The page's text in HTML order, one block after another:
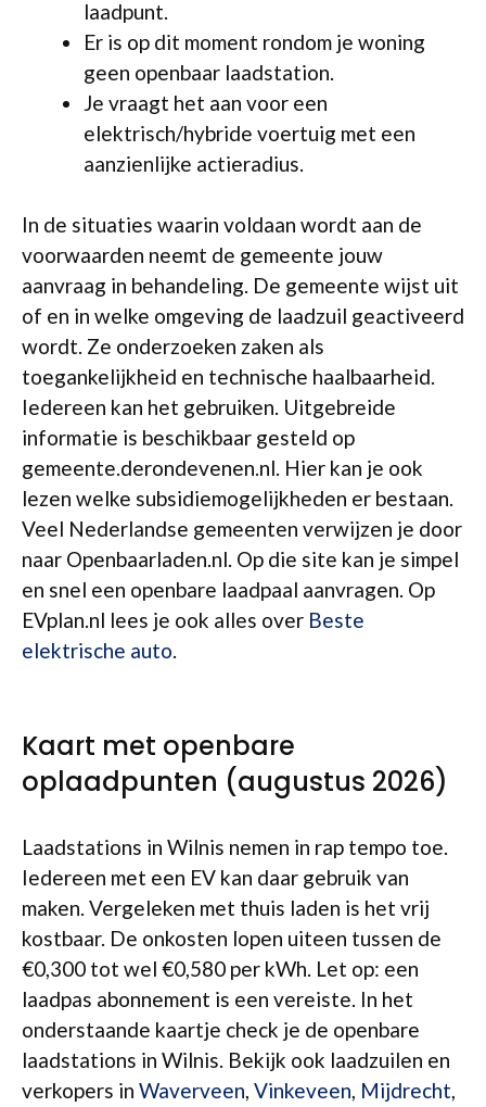
laadpunt.
Er is op dit moment rondom je woning
geen openbaar laadstation.
Je vraagt het aan voor een
elektrisch/hybride voertuig met een
aanzienlijke actieradius.
In de situaties waarin voldaan wordt aan de
voorwaarden neemt de gemeente jouw
aanvraag in behandeling. De gemeente wijst uit
of en in welke omgeving de laadzuil geactiveerd
wordt. Ze onderzoeken zaken als
toegankelijkheid en technische haalbaarheid.
Iedereen kan het gebruiken. Uitgebreide
informatie is beschikbaar gesteld op
gemeente.derondevenen.nl. Hier kan je ook
lezen welke subsidiemogelijkheden er bestaan.
Veel Nederlandse gemeenten verwijzen je door
naar Openbaarladen.nl. Op die site kan je simpel
en snel een openbare laadpaal aanvragen. Op
EVplan.nl lees je ook alles over Beste
elektrische auto.
Kaart met openbare
oplaadpunten (augustus 2026)
Laadstations in Wilnis nemen in rap tempo toe.
Iedereen met een EV kan daar gebruik van
maken. Vergeleken met thuis laden is het vrij
kostbaar. De onkosten lopen uiteen tussen de
€0,300 tot wel €0,580 per kWh. Let op: een
laadpas abonnement is een vereiste. In het
onderstaande kaartje check je de openbare
laadstations in Wilnis. Bekijk ook laadzuilen en
verkopers in Waverveen, Vinkeveen, Mijdrecht,